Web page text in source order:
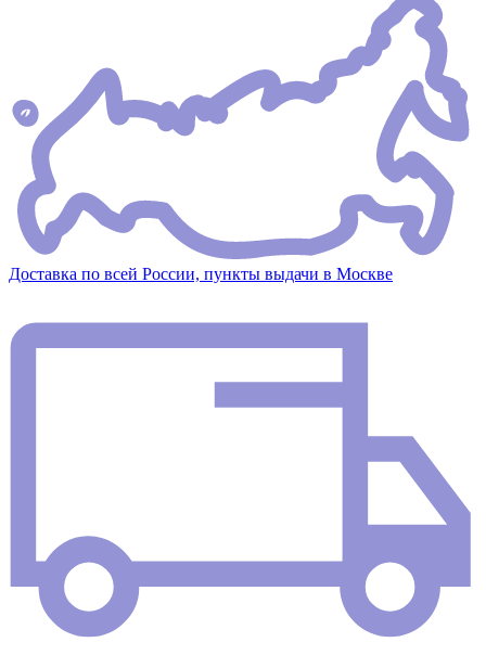
Доставка по всей России, пункты выдачи в Москве